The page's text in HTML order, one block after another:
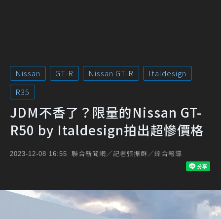
Nissan GT-R Nissan GT-R
Italdesign
R35
JDM不香了？限量的Nissan GT-
R50 by Italdesign拍出超慘價格
2023-12-08 16:55 聯合新聞網／記者張振群／綜合報導